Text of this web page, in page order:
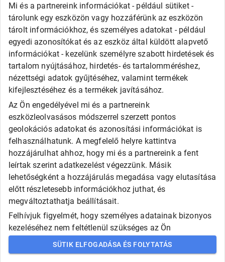
Mi és a partnereink információkat - például sütiket -
tárolunk egy eszközön vagy hozzáférünk az eszközön
tárolt információkhoz, és személyes adatokat - például
egyedi azonosítókat és az eszköz által küldött alapvető
információkat - kezelünk személyre szabott hirdetések és
tartalom nyújtásához, hirdetés- és tartalomméréshez,
nézettségi adatok gyűjtéséhez, valamint termékek
kifejlesztéséhez és a termékek javításához.
Az Ön engedélyével mi és a partnereink
eszközleolvasásos módszerrel szerzett pontos
geolokációs adatokat és azonosítási információkat is
felhasználhatunk. A megfelelő helyre kattintva
hozzájárulhat ahhoz, hogy mi és a partnereink a fent
leírtak szerint adatkezelést végezzünk. Másik
lehetőségként a hozzájárulás megadása vagy elutasítása
előtt részletesebb információkhoz juthat, és
megváltoztathatja beállításait.
Felhívjuk figyelmét, hogy személyes adatainak bizonyos
kezeléséhez nem feltétlenül szükséges az Ön
hozzájárulása, de jogában áll tiltakozni az ilyen jellegű
adatkezelés ellen. A beállításai csak erre a weboldalra
SÜTIK ELFOGADÁSA ÉS FOLYTATÁS